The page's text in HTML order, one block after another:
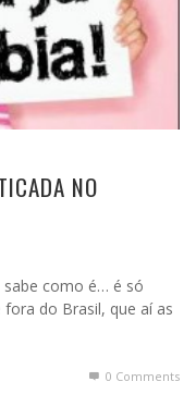
NO
sabe como é… é só
do Brasil, que aí as
0 Comments